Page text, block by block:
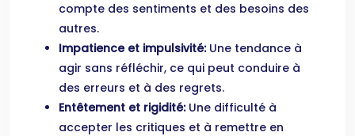
compte des sentiments et des besoins des
autres.
Impatience et impulsivité: Une tendance à
agir sans réfléchir, ce qui peut conduire à
des erreurs et à des regrets.
Entêtement et rigidité: Une difficulté à
accepter les critiques et à remettre en